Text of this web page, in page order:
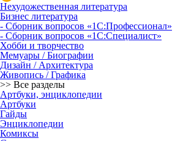
Нехудожественная литература
Бизнес литература
- Сборник вопросов «1С:Профессионал»
- Сборник вопросов «1С:Специалист»
Хобби и творчество
Мемуары / Биографии
Дизайн / Архитектура
Живопись / Графика
>> Все разделы
Артбуки, энциклопедии
Артбуки
Гайды
Энциклопедии
Комиксы